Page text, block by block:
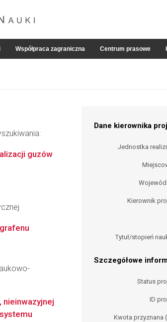
Współpraca zagraniczna Centrum prasowe
Dane kierownika
Jednostka
Kierownik
Tytuł/stopień
Szczegółowe
Status
ID
Kwota przyznana
guzów
nieinwazyjnej